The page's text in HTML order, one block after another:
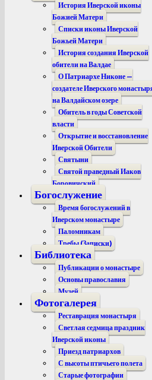
История Иверской иконы
Божией Матери
Списки иконы Иверской
Божьей Матери
История создания Иверской
обители на Валдае
О Патриархе Никоне —
создателе Иверского
на Валдайском озере
Обитель в годы Советской
власти
Открытие и восстановление
Иверской Обители
Святыни
Святой праведный Иаков
Боровичский
Богослужение
Время богослужений в
Иверском монастыре
Паломникам
Требы (Записки)
Библиотека
Публикации о монастыре
Основы православия
Музей
Фотогалерея
Реставрация монастыря
Светлая седмица праздник
Иверской иконы
Приезд патриархов
С высоты птичьего полета
Старые фотографии